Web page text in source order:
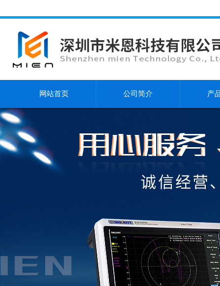
网站首页 公司简介 产